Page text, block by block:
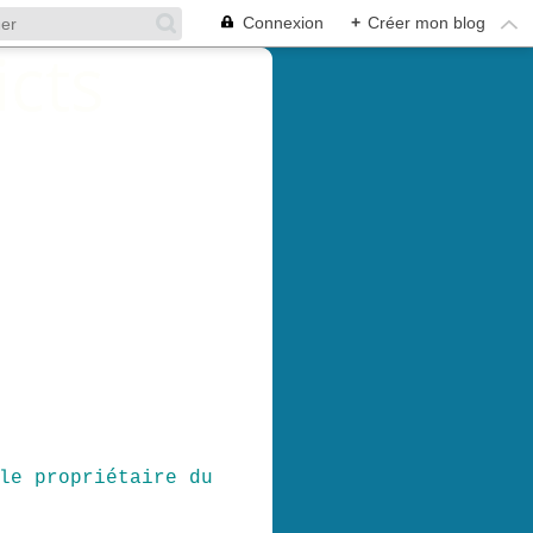
Connexion + Créer mon blog
propriétaire du